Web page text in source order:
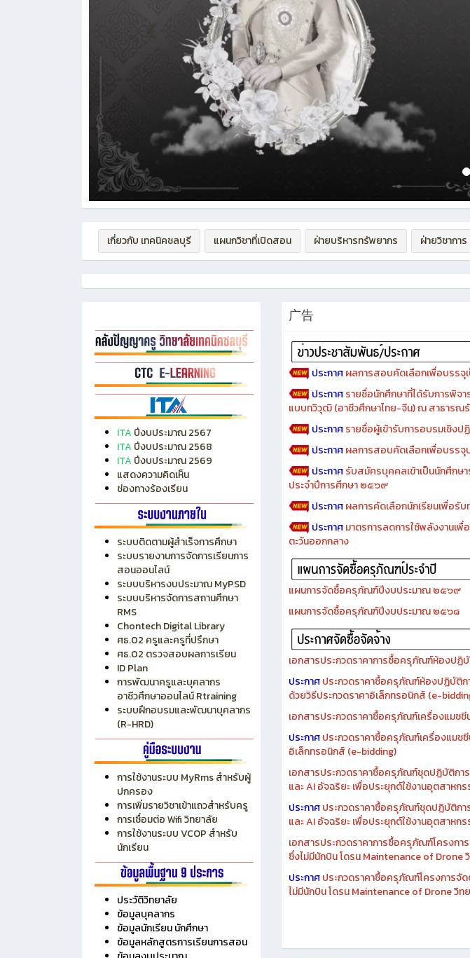
เกี่ยวกับ เทคนิคชลบุรี แผนกวิชาที่เปิดสอน ฝ่ายบริหารทรัพยากร ฝ่ายวิชาการ
ITA ปีงบประมาณ 2567
ITA ปีงบประมาณ 2568
ITA ปีงบประมาณ 2569
แสดงความคิดเห็น
ช่องทางร้องเรียน
ระบบติดตามผู้สำเร็จการศึกษา
ระบบรายงานการจัดการเรียนการ
สอนออนไลน์
ระบบบริหารงบประมาณ MyPSD
ระบบบริหารจัดการสถานศึกษา
RMS
Chontech Digital Library
ศธ.02 ครูและครูที่ปรึกษา
ศธ.02 ตรวจสอบผลการเรียน
ID Plan
การพัฒนาครูและบุคลากร
อาชีวศึกษาออนไลน์ Rtraining
ระบบฝึกอบรมและพัฒนาบุคลากร
(R-HRD)
การใช้งานระบบ MyRms สำหรับผู้
ปกครอง
การเพิ่มรายวิชาเข้าแถวสำหรับครู
การเชื่อมต่อ Wifi วิทยาลัย
การใช้งานระบบ VCOP สำหรับ
นักเรียน
ประวัติวิทยาลัย
ข้อมูลบุคลากร
ข้อมูลนักเรียน นักศึกษา
ข้อมูลหลักสูตรการเรียนการสอน
广告
ประกาศผลการสอบคัดเลือกเพื่อบรรจุเ
ประกาศรายชื่อนักศึกษาที่ได้รับการพิจ
แบบทวิวุฒิ (อาชีวศึกษาไทย-จีน) ณ สาธารณ
ประกาศรายชื่อผู้เข้ารับการอบรมเชิง
ประกาศผลการสอบคัดเลือกเพื่อบรรจุ
ประกาศรับสมัครบุคคลเข้าเป็นนักศึก
ประจำปีการศึกษา ๒๕๖๙
ประกาศผลการคัดเลือกนักเรียนเพื่อรั
ประกาศมาตรการลดการใช้พลังงานเ
ตะวันออกกลาง
แผนการจัดซื้อครุภัณฑ์ปีงบประมาณ ๒๕๖๙
แผนการจัดซื้อครุภัณฑ์ปีงบประมาณ ๒๕๖๘
เอกสารประกวดราคาการซื้อครุภัณฑ์ห้องปฏิ
ประกาศประกวดราคาซื้อครุภัณฑ์ห้องปฏิบัติ
ด้วยวิธีประกวดราคาอิเล็กทรอนิกส์ (e-
เอกสารประกวดราคาซื้อครุภัณฑ์เครื่องแมช
ประกาศประกวดราคาซื้อครุภัณฑ์เครื่องแมช
อิเล็กทรอนิกส์ (e-bidding)
เอกสารประกวดราคาซื้อครุภัณฑ์ชุดปฏิบัติก
และ AI อัจฉริยะ เพื่อประยุกต์ใช้งานอุตสาหก
ประกาศประกวดราคาซื้อครุภัณฑ์ชุดปฏิบัติก
และ AI อัจฉริยะ เพื่อประยุกต์ใช้งานอุตสาหก
เอกสารประกวดราคาการซื้อครุภัณฑ์โครงก
ซึ่งไม่มีนักบิน โดรน Maintenance of Drone
ประกาศประกวดราคาซื้อครุภัณฑ์โครงการจั
ไม่มีนักบิน โดรน Maintenance of Drone วิ